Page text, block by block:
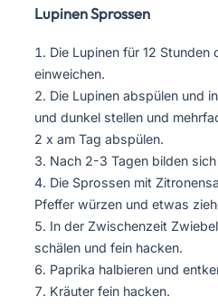
Lupinen Sprossen
Die Lupinen für 12 Stunden
einweichen.
Die Lupinen abspülen und
und dunkel stellen und
2 x am Tag abspülen.
Nach 2-3 Tagen bilden
Die Sprossen mit
Pfeffer würzen und etwas
In der Zwischenzeit
schälen und fein hacken.
Paprika halbieren und
Kräuter fein hacken.